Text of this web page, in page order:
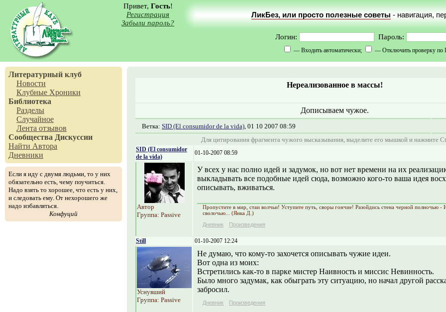
Привет, Гость!
Регистрация
Забыли пароль?
ЛикБез, или просто полезные советы - навигация,
Логин: Пароль:
— Входить автоматически; — Отключить проверку по
Литературный клуб
Новости
Клубные Хроники
Библиотека
Разделы
Случайное
Лента отзывов
Сообщества Дискуссии
Найти Автора
Дневники
Если я иду с двумя людьми, то у них
обязательно есть, чему поучиться.
Надо взять то хорошее, что есть у них,
и следовать ему. От нехорошего же
надо избавляться.
Конфуций
Нереализованное в массы!
Дописываем чужое.
Ветка: SID (El consumidor de la vida), 01 10 2007 08:59
Для цитирования фрагмента чужого высказывания, выделите его мышкой и нажмите
SID (El consumidor
de la vida)
01-10-2007 08:59
Автор
Группа: Passive
У всех у нас полно идей и задумок, но вот нет времени на их
выкладывать все подобные идей сюда, возможно кого-то ваша идея
описывать, вживаться.
Пропустите в мир, стаи волчьи! Уступите путь, своры гончие! Разойдись стена черной полночью -
сволочью... (Янка Д.)
Дневник
Произведения
Still 01-10-2007 12:24
Уснувший
Группа: Passive
Не думаю, что кому-то захочется описывать чужие идеи.
Вот одна из моих:
Встретились как-то в парке мистер Наивность и миссис Невинность.
Было много задумак, как обыграть эту ситуацию, но начал другой
забросил.
Дневник Произведения